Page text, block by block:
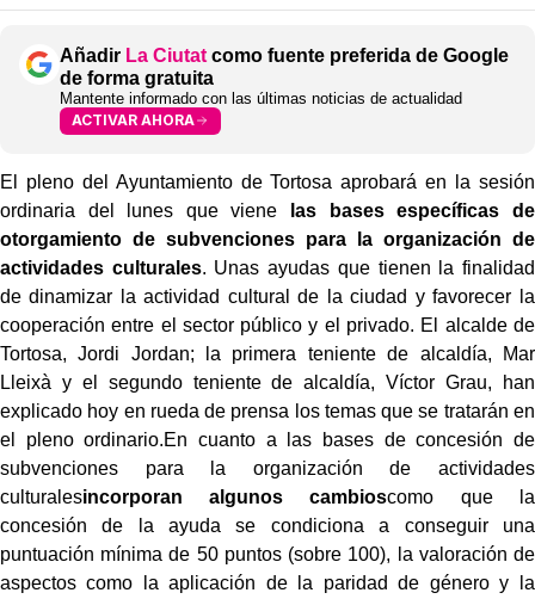
Añadir La Ciutat como fuente preferida de Google
de forma gratuita
Mantente informado con las últimas noticias de actualidad
ACTIVAR AHORA
El pleno del Ayuntamiento de Tortosa aprobará en la sesión
ordinaria del lunes que viene
las bases específicas de
otorgamiento de subvenciones para la organización de
actividades culturales. Unas ayudas que tienen la finalidad
de dinamizar la actividad cultural de la ciudad y favorecer la
cooperación entre el sector público y el privado. El alcalde de
Tortosa, Jordi Jordan; la primera teniente de alcaldía, Mar
Lleixà y el segundo teniente de alcaldía, Víctor Grau, han
explicado hoy en rueda de prensa los temas que se tratarán en
el pleno ordinario.En cuanto a las bases de concesión de
subvenciones para la organización de actividades
culturalesincorporan algunos cambioscomo que la
concesión de la ayuda se condiciona a conseguir una
puntuación mínima de 50 puntos (sobre 100), la valoración de
aspectos como la aplicación de la paridad de género y la